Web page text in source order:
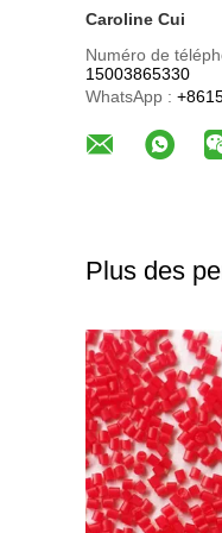
Caroline Cui
Numéro de
15003865330
WhatsApp :
Plus des